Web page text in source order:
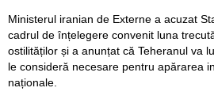
Ministerul iranian de Externe a acuzat
cadrul de înțelegere convenit luna
ostilităților și a anunțat că Teheranul va
le consideră necesare pentru apărarea
naționale.